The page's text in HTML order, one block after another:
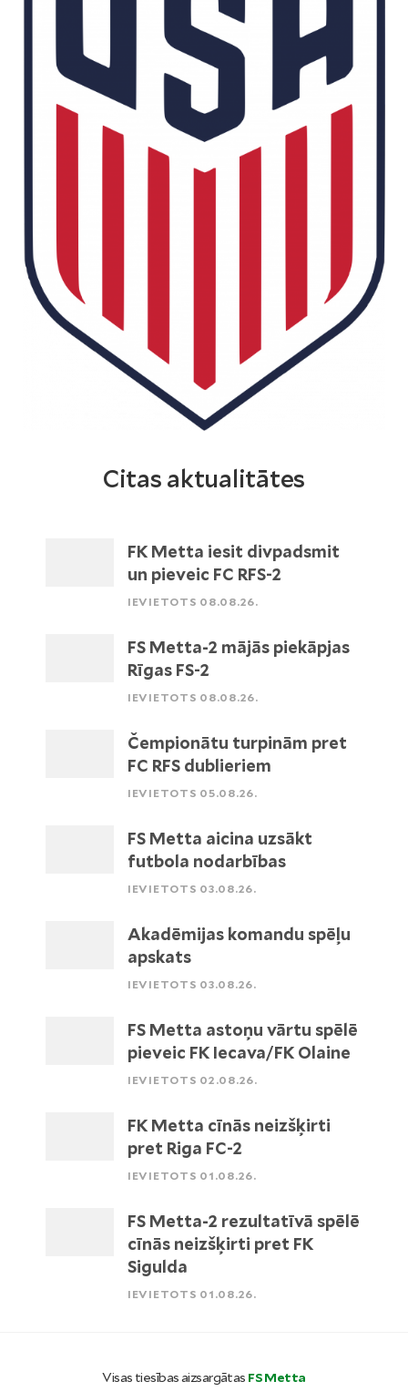
Citas aktualitātes
FK Metta iesit divpadsmit
un pieveic FC RFS-2
IEVIETOTS 08.08.26.
FS Metta-2 mājās piekāpjas
Rīgas FS-2
IEVIETOTS 08.08.26.
Čempionātu turpinām pret
FC RFS dublieriem
IEVIETOTS 05.08.26.
FS Metta aicina uzsākt
futbola nodarbības
IEVIETOTS 03.08.26.
Akadēmijas komandu spēļu
apskats
IEVIETOTS 03.08.26.
FS Metta astoņu vārtu spēlē
pieveic FK Iecava/FK Olaine
IEVIETOTS 02.08.26.
FK Metta cīnās neizšķirti
pret Riga FC-2
IEVIETOTS 01.08.26.
FS Metta-2 rezultatīvā spēlē
cīnās neizšķirti pret FK
Sigulda
IEVIETOTS 01.08.26.
Visas tiesības aizsargātas FS Metta